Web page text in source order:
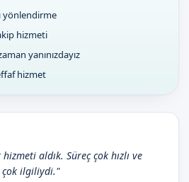
yönlendirme
hizmeti
yanınızdayız
hizmet
aldık. Süreç çok hızlı ve
ilgiliydi."